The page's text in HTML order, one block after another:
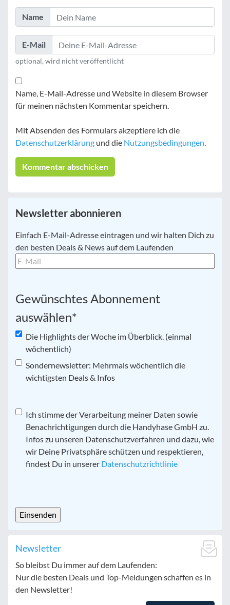
Name
E-Mail
optional, wird nicht veröffentlicht
Name, E-Mail-Adresse und Website in diesem Browser
für meinen nächsten Kommentar speichern.
Mit Absenden des Formulars akzeptiere ich die
Datenschutzerklärung und die Nutzungsbedingungen.
Newsletter abonnieren
E-
Mail *
Einfach E-Mail-Adresse eintragen und wir halten Dich zu
den besten Deals & News auf dem Laufenden
Gewünschtes Abonnement
auswählen*
Die Highlights der Woche im Überblick. (einmal
wöchentlich)
Sondernewsletter: Mehrmals wöchentlich die
wichtigsten Deals & Infos
Datenschutz*
Ich stimme der Verarbeitung meiner Daten sowie
Benachrichtigungen durch die Handyhase GmbH zu.
Infos zu unseren Datenschutzverfahren und dazu, wie
wir Deine Privatsphäre schützen und respektieren,
findest Du in unserer Datenschutzrichtlinie
Newsletter
So bleibst Du immer auf dem Laufenden:
Nur die besten Deals und Top-Meldungen schaffen es in
den Newsletter!